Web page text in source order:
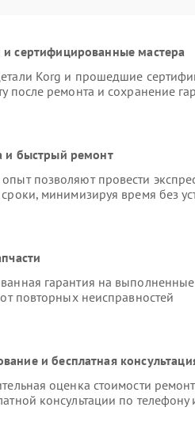
сертифицированные мастера
Korg и прошедшие
после ремонта и сохранение
и быстрый ремонт
позволяют провести
минимизируя время без
гарантия на
повторных неисправностей
и бесплатная
оценка стоимости
консультации по